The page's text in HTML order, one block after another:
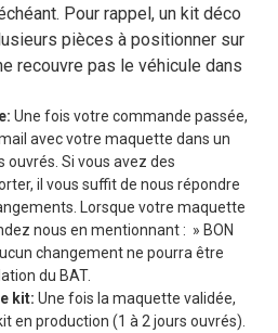
Pour rappel, un kit déco
pièces à positionner sur
recouvre pas le véhicule dans
Une fois votre commande passée,
avec votre maquette dans un
ouvrés. Si vous avez des
il vous suffit de nous répondre
Lorsque votre maquette
nous en mentionnant : » BON
changement ne pourra être
du BAT.
kit: Une fois la maquette validée,
en production (1 à 2 jours ouvrés).